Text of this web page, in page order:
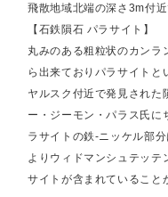
飛散地域北端の深さ3m付
【石鉄隕石 パラサイト】
丸みのある粗粒状のカンラ
ら出来ておりパラサイトと
ヤルスク付近で発見された
ー・ジーモン・パラス氏
ラサイトの鉄-ニッケル部
よりウィドマンシュテッテ
サイトが含まれていること